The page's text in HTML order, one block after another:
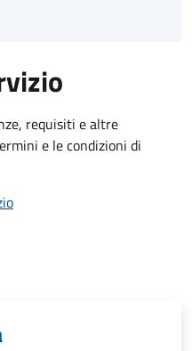
requisiti e altre
e le condizioni di